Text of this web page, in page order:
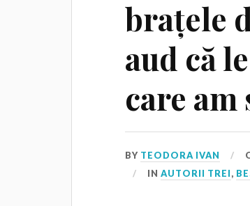
brațele
aud că
care am
BY TEODORA IVAN
INAUTORII TREI,